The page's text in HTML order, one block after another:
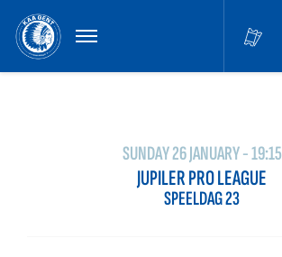
MENU
SUNDAY 26 JANUARY - 19:15
JUPILER PRO LEAGUE
SPEELDAG 23